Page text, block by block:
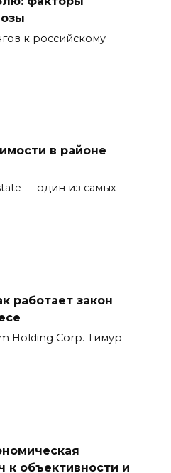
к российскому
в районе
— один из самых
работает закон
Holding Corp. Тимур
к объективности и